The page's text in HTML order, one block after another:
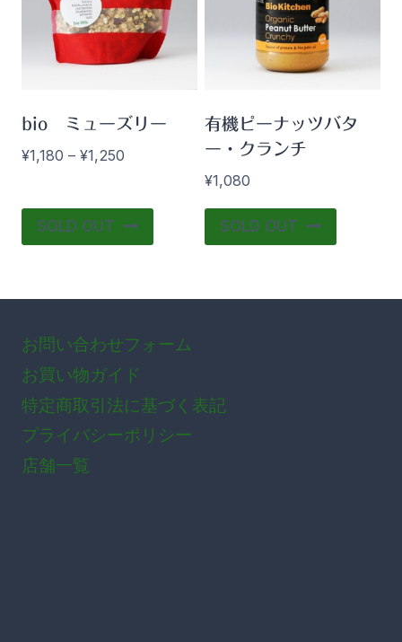
bio ミューズリー
¥1,180 – ¥1,250
¥1,180
–
SOLD OUT
の
品
数
の
有機ピーナッツバタ
ー・クランチ
¥1,080
SOLD OUT
お問い合わせフォーム
お買い物ガイド
特定商取引法に基づく表記
プライバシーポリシー
店舗一覧